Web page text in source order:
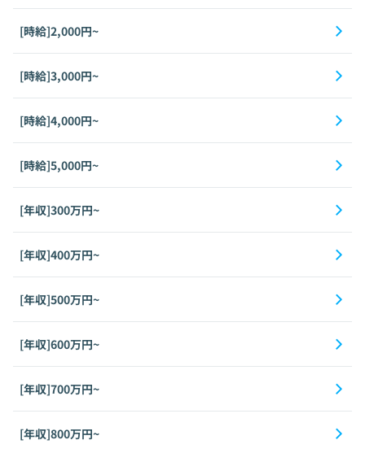
[時給]2,000円~
[時給]3,000円~
[時給]4,000円~
[時給]5,000円~
[年収]300万円~
[年収]400万円~
[年収]500万円~
[年収]600万円~
[年収]700万円~
[年収]800万円~